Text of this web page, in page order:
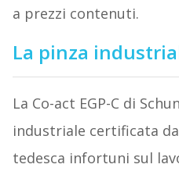
a prezzi contenuti.
La pinza
La Co-act EGP-C di
industriale certificata
tedesca infortuni sul